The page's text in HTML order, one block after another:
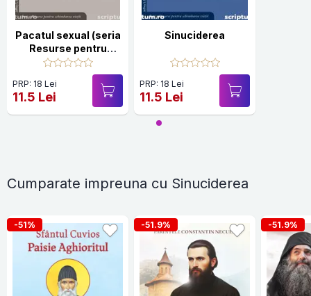
Pacatul sexual (seria
Resurse pentru
schimbarea vietii)
PRP: 18 Lei
11.5 Lei
Sinuciderea
PRP: 18 Lei
11.5 Lei
Cumparate impreuna cu Sinuciderea
-51% -51.9% -51.9%